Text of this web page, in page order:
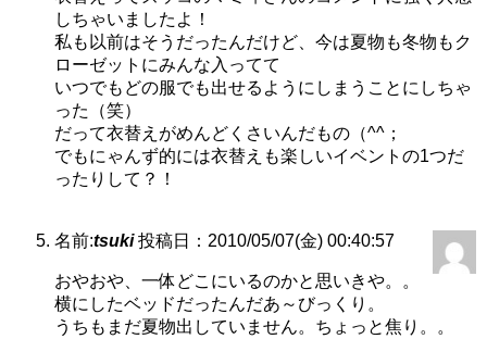
しちゃいましたよ！
私も以前はそうだったんだけど、今は夏物も冬物もク
ローゼットにみんな入ってて
いつでもどの服でも出せるようにしまうことにしちゃ
った（笑）
だって衣替えがめんどくさいんだもの（^^；
でもにゃんず的には衣替えも楽しいイベントの1つだ
ったりして？！
名前:tsuki 投稿日：2010/05/07(金) 00:40:57
おやおや、一体どこにいるのかと思いきや。。
横にしたベッドだったんだあ～びっくり。
うちもまだ夏物出していません。ちょっと焦り。。